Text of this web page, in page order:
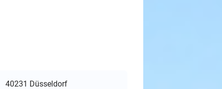
40231 Düsseldorf